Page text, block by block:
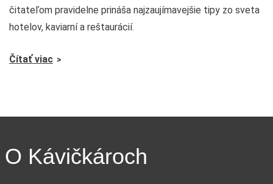
čitateľom pravidelne prináša najzaujímavejšie tipy zo sveta
hotelov, kaviarní a reštaurácií.
Čítať viac
O Kávičkároch